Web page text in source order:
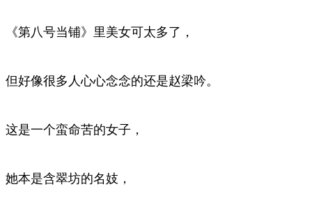
《第八号当铺》里美女可太多了，
但好像很多人心心念念的还是赵梁吟。
这是一个蛮命苦的女子，
她本是含翠坊的名妓，